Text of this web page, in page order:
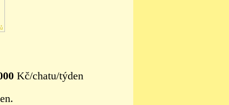
Kč/chatu/týden